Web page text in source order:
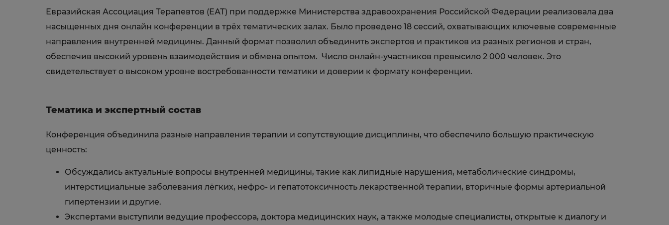
Евразийская Ассоциация Терапевтов (ЕАТ) при поддержке Министерства здравоохранения Российской Федерации реализовала два
насыщенных дня онлайн конференции в трёх тематических залах. Было проведено 18 сессий, охватывающих ключевые современные
направления внутренней медицины. Данный формат позволил объединить экспертов и практиков из разных регионов и стран,
обеспечив высокий уровень взаимодействия и обмена опытом. Число онлайн-участников превысило 2 000 человек. Это
свидетельствует о высоком уровне востребованности тематики и доверии к формату конференции.
Тематика и экспертный состав
Конференция объединила разные направления терапии и сопутствующие дисциплины, что обеспечило большую практическую
ценность:
Обсуждались актуальные вопросы внутренней медицины, такие как липидные нарушения, метаболические синдромы,
интерстициальные заболевания лёгких, нефро- и гепатотоксичность лекарственной терапии, вторичные формы артериальной
гипертензии и другие.
Экспертами выступили ведущие профессора, доктора медицинских наук, а также молодые специалисты, открытые к диалогу и